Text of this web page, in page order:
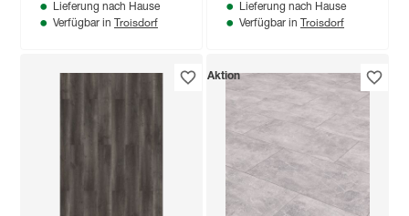
Lieferung nach Hause
Verfügbar in Troisdorf
Lieferung nach Hause
Verfügbar in Troisdorf
Aktion